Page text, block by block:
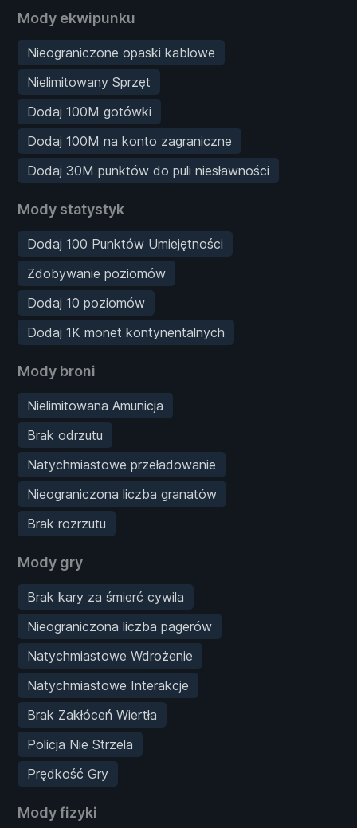
Mody ekwipunku
Nieograniczone opaski kablowe
Nielimitowany Sprzęt
Dodaj 100M gotówki
Dodaj 100M na konto zagraniczne
Dodaj 30M punktów do puli niesławności
Mody statystyk
Dodaj 100 Punktów Umiejętności
Zdobywanie poziomów
Dodaj 10 poziomów
Dodaj 1K monet kontynentalnych
Mody broni
Nielimitowana Amunicja
Brak odrzutu
Natychmiastowe przeładowanie
Nieograniczona liczba granatów
Brak rozrzutu
Mody gry
Brak kary za śmierć cywila
Nieograniczona liczba pagerów
Natychmiastowe Wdrożenie
Natychmiastowe Interakcje
Brak Zakłóceń Wiertła
Policja Nie Strzela
Prędkość Gry
Mody fizyki